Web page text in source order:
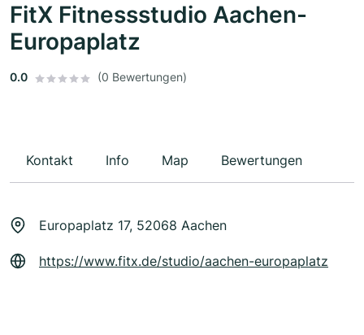
FitX Fitnessstudio Aachen-
Europaplatz
0.0 (0 Bewertungen)
Kontakt Info Map Bewertungen
Europaplatz 17, 52068 Aachen
https://www.fitx.de/studio/aachen-europaplatz